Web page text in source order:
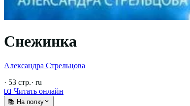
Снежинка
Александра Стрельцова
· 53 стр.· ru
📖 Читать онлайн
📚 На полку